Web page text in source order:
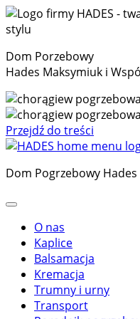
Dom Porzebowy
Hades Maksymiuk i
Przejdź do treści
Dom Pogrzebowy
O nas
Kaplice
Balsamacja
Kremacja
Trumny i urny
Transport